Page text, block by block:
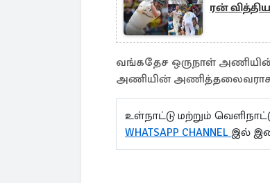
ரன்
வங்கதேச ஒருநாள்
அணியின் அணித்தலைவராக
உள்நாட்டு மற்றும்
WHATSAPP CHANNEL இல்